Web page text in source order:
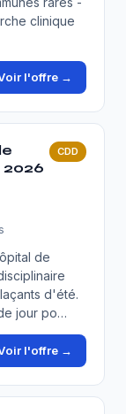
clinique
l'offre →
CDD
de
d'été.
jour po…
l'offre →